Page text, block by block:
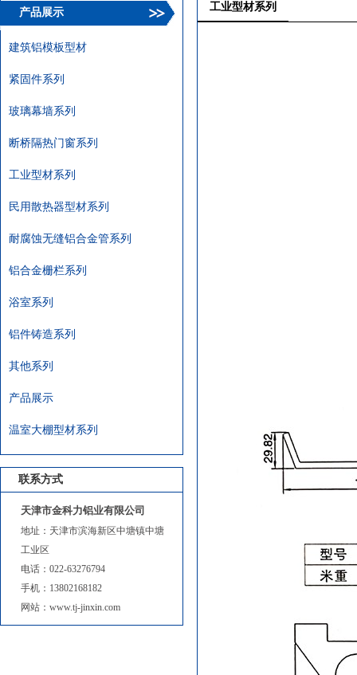
产品展示
建筑铝模板型材
紧固件系列
玻璃幕墙系列
断桥隔热门窗系列
工业型材系列
民用散热器型材系列
耐腐蚀无缝铝合金管系列
铝合金栅栏系列
浴室系列
铝件铸造系列
其他系列
产品展示
温室大棚型材系列
联系方式
天津市金科力铝业有限公司
地址：天津市滨海新区中塘镇中塘
工业区
电话：022-63276794
手机：13802168182
网站：www.tj-jinxin.com
工业型材系列